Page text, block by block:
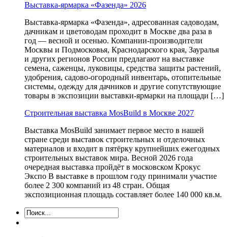
Выставка-ярмарка «Фазенда» 2026
Выставка-ярмарка «Фазенда», адресованная садоводам,
дачникам и цветоводам проходит в Москве два раза в
год — весной и осенью. Компании-производители
Москвы и Подмосковья, Краснодарского края, Зауралья
и других регионов России предлагают на выставке
семена, саженцы, луковицы, средства защиты растений,
удобрения, садово-огородный инвентарь, отопительные
системы, одежду для дачников и другие сопутствующие
товары в экспозиции выставки-ярмарки на площади […]
Строительная выставка MosBuild в Москве 2027
Выставка MosBuild занимает первое место в нашей
стране среди выставок строительных и отделочных
материалов и входит в пятёрку крупнейших ежегодных
строительных выставок мира. Весной 2026 года
очередная выставка пройдёт в московском Крокус
Экспо В выставке в прошлом году принимали участие
более 2 300 компаний из 48 стран. Общая
экспозиционная площадь составляет более 140 000 кв.м.